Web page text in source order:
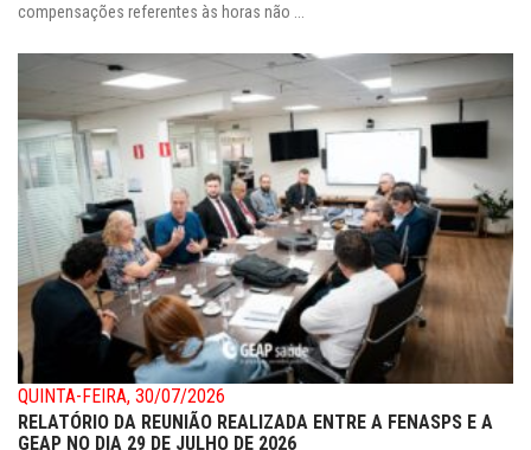
compensações referentes às horas não ...
QUINTA-FEIRA, 30/07/2026
RELATÓRIO DA REUNIÃO REALIZADA ENTRE A FENASPS E A
GEAP NO DIA 29 DE JULHO DE 2026